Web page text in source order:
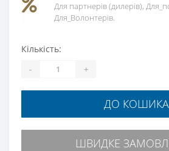
Для партнерів (дилерів),
Для_Волонтерів.
Кількість:
- +
ДО КОШИКА
ШВИДКЕ